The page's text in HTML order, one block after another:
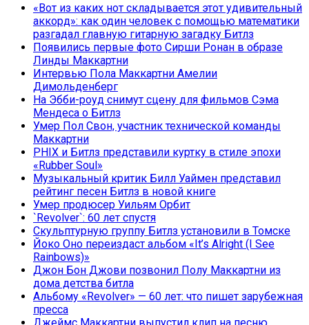
«Вот из каких нот складывается этот удивительный
аккорд»: как один человек с помощью математики
разгадал главную гитарную загадку Битлз
Появились первые фото Сирши Ронан в образе
Линды Маккартни
Интервью Пола Маккартни Амелии
Димольденберг
На Эбби-роуд снимут сцену для фильмов Сэма
Мендеса о Битлз
Умер Пол Свон, участник технической команды
Маккартни
PHIX и Битлз представили куртку в стиле эпохи
«Rubber Soul»
Музыкальный критик Билл Уаймен представил
рейтинг песен Битлз в новой книге
Умер продюсер Уильям Орбит
`Revolver`: 60 лет спустя
Скульптурную группу Битлз установили в Томске
Йоко Оно переиздаст альбом «It’s Alright (I See
Rainbows)»
Джон Бон Джови позвонил Полу Маккартни из
дома детства битла
Альбому «Revolver» — 60 лет: что пишет зарубежная
пресса
Джеймс Маккартни выпустил клип на песню